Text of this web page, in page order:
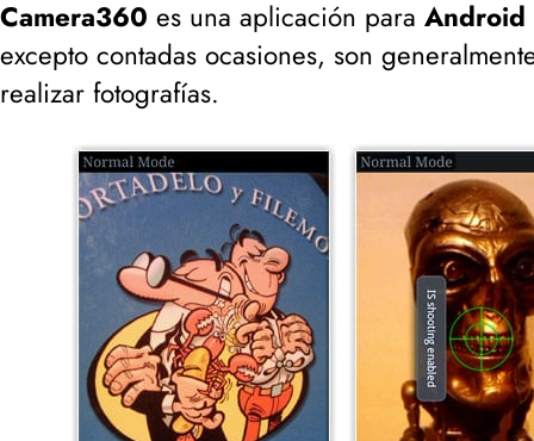
Camera360 es una aplicación para Android
excepto contadas ocasiones, son
realizar fotografías.